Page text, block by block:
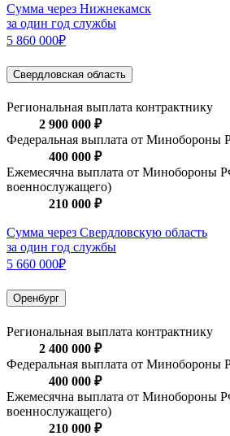
Сумма через Нижнекамск
за один год службы
5 860 000₽
Свердловская область
Региональная выплата контрактнику
2 900 000 ₽
Федеральная выплата от Минобороны
400 000 ₽
Ежемесячна выплата от Минобороны
военнослужащего)
210 000 ₽
Сумма через Свердловскую область
за один год службы
5 660 000₽
Оренбург
Региональная выплата контрактнику
2 400 000 ₽
Федеральная выплата от Минобороны
400 000 ₽
Ежемесячна выплата от Минобороны
военнослужащего)
210 000 ₽